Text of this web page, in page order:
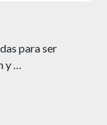
para ser
…